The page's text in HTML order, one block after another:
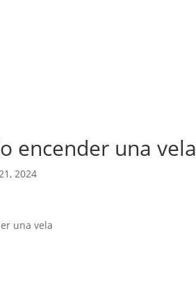
encender una vela
2024
una vela